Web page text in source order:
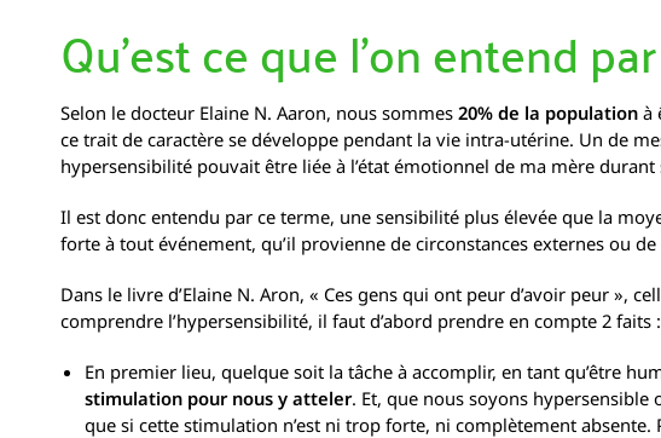
Qu'est ce que l'on entend
Selon le docteur Elaine N. Aaron, nous sommes 20% de la population à
ce trait de caractère se développe pendant la vie intra-utérine. Un de
hypersensibilité pouvait être liée à l’état émotionnel de ma mère durant
Il est donc entendu par ce terme, une sensibilité plus élevée que la
forte à tout événement, qu’il provienne de circonstances externes ou
Dans le livre d’Elaine N. Aron, « Ces gens qui ont peur d’avoir peur »,
comprendre l’hypersensibilité, il faut d’abord prendre en compte 2 faits :
En premier lieu, quelque soit la tâche à accomplir, en tant qu’être
stimulation pour nous y atteler. Et, que nous soyons
que si cette stimulation n’est ni trop forte, ni complètement